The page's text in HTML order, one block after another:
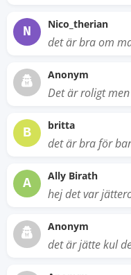
N Nico_therian
det är bra om
Anonym
Det är roligt
B britta
det är bra för
A Ally Birath
hej det var
Anonym
det är jätte kul